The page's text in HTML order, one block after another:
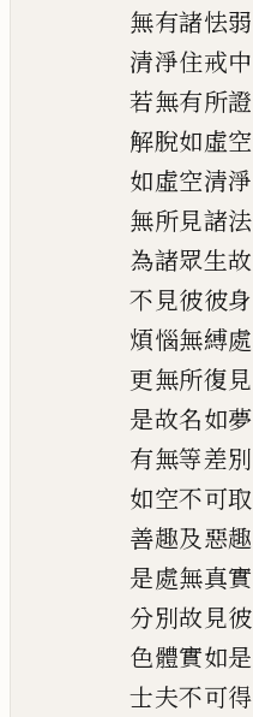
無有諸怯弱
清淨住戒中
若無有所證
解脫如虛空
如虛空清淨
無所見諸法
為諸眾生故
不見彼彼身
煩惱無縛處
更無所復見
是故名如夢
有無等差別
如空不可取
善趣及惡趣
是處無真實
分別故見彼
色體實如是
士夫不可得